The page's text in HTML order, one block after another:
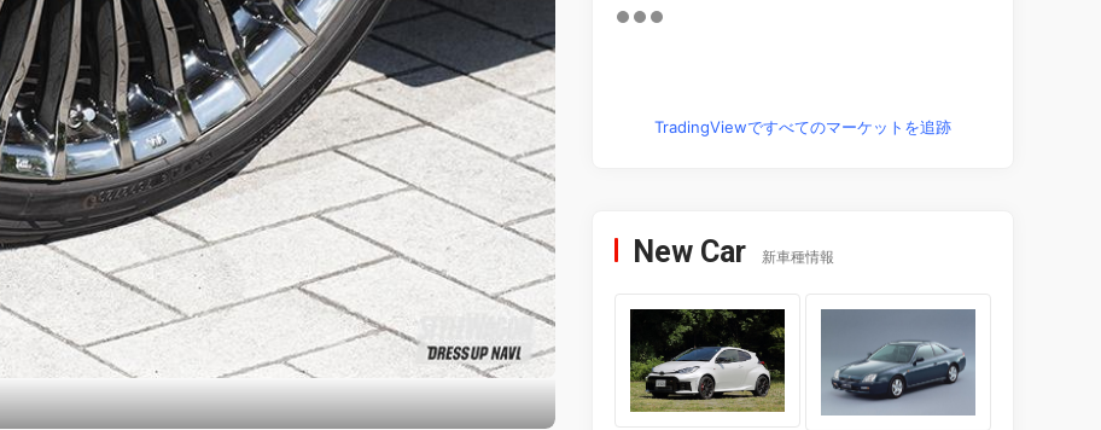
TradingViewですべてのマーケットを追跡
New Car 新車種情報